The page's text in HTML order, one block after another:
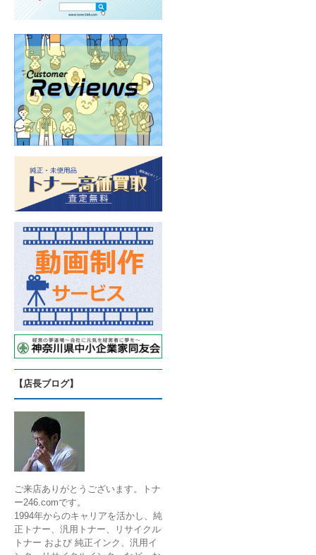
【店長ブログ】
ご来店ありがとうございます。トナ
ー246.comです。
1994年からのキャリアを活かし、純
正トナー、汎用トナー、リサイクル
トナー および 純正インク、汎用イ